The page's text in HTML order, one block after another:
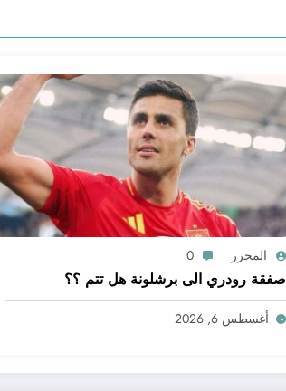
المحرر 0
صفقة رودري الى برشلونة هل تتم ؟؟
أغسطس 6, 2026